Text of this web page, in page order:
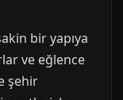
bir yapıya
ve eğlence
şehir